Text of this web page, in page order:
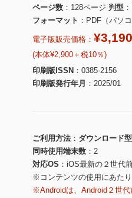
ページ数
128ページ 判型
フォーマット
PDF（パソ
電子版販売価格： ¥3,190
(本体¥2,900＋税10％)
印刷版ISSN
0385-2156
印刷版発行年月
2025/01
ご利用方法
ダウンロード
同時使用端末数
2
対応OS
iOS最新の２世代
※コンテンツの使用にあた
※Androidは、Android２世代